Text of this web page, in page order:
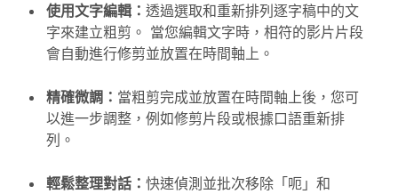
使用文字編輯： 透過選取和重新排列逐字稿中的文
字來建立粗剪。 當您編輯文字時，相符的影片片段
會自動進行修剪並放置在時間軸上。
精確微調： 當粗剪完成並放置在時間軸上後，您可
以進一步調整，例如修剪片段或根據口語重新排
列。
輕鬆整理對話： 快速偵測並批次移除「呃」和